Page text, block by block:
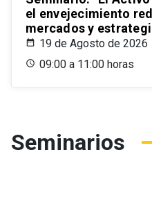
el envejecimiento
mercados y
19 de Agosto de 2026
09:00 a 11:00 horas
Seminarios